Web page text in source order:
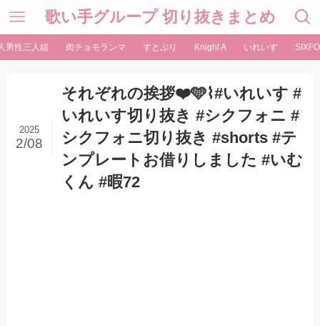
歌い手グループ 切り抜きまとめ
男性三人組 肉チョモランマ すとぷり Knight A いれいす
それぞれの挨拶❤️️🩵⌇ #いれいす #
いれいす切り抜き #シクフォニ #
シクフォニ切り抜き #shorts #テ
ンプレートお借りしました #いむ
くん #暇72
2025
2/08